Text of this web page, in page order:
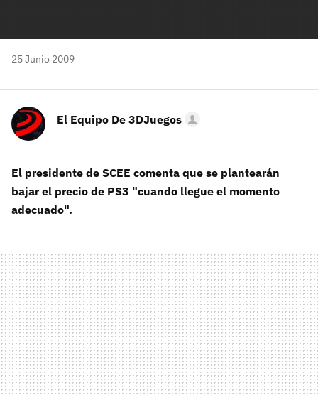
25 Junio 2009
El Equipo De 3DJuegos
El presidente de SCEE comenta que se plantearán
bajar el precio de PS3 "cuando llegue el momento
adecuado".